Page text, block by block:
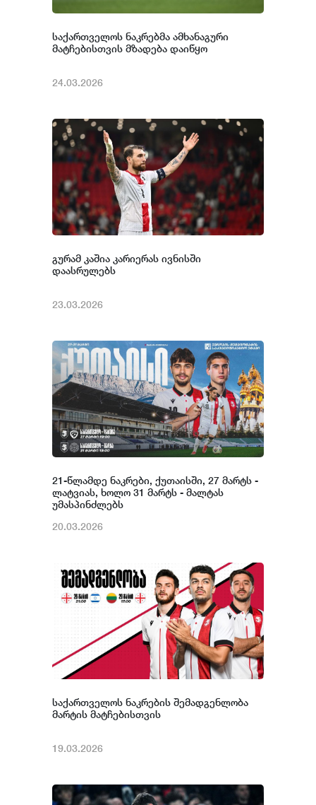
საქართველოს ნაკრებმა ამხანაგური
მატჩებისთვის მზადება დაიწყო
24.03.2026
გურამ კაშია კარიერას ივნისში
დაასრულებს
23.03.2026
21-წლამდე ნაკრები, ქუთაისში, 27 მარტს -
ლატვიას, ხოლო 31 მარტს - მალტას
უმასპინძლებს
20.03.2026
საქართველოს ნაკრების შემადგენლობა
მარტის მატჩებისთვის
19.03.2026